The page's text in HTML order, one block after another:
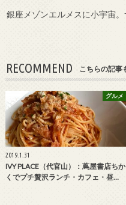
銀座メゾンエルメスに小宇宙
RECOMMEND こちらの記事
グルメ
2019.1.31
IVY PLACE（代官山）：蔦屋書店ちか
くでプチ贅沢ランチ・カフェ・昼…